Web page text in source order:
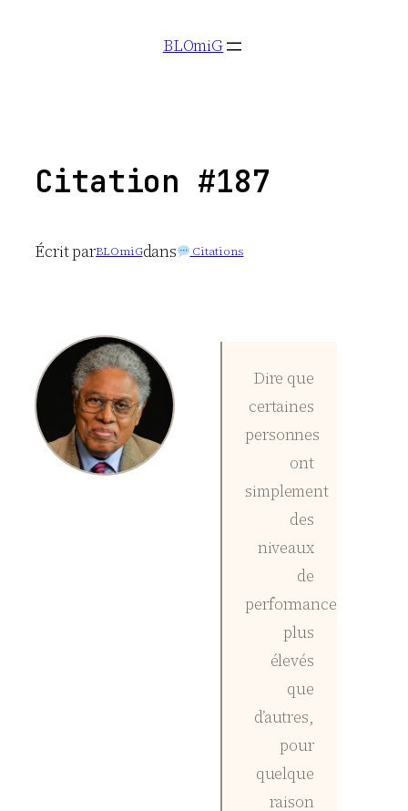
BLOmiG
Citation #187
Écrit parBLOmiGdans Citations
Dire que
certaines
personnes
ont
simplement
des
niveaux
de
performance
plus
élevés
que
d’autres,
pour
quelque
raison